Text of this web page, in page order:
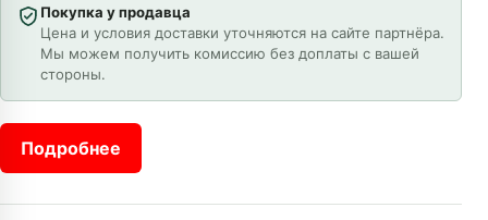
Покупка у продавца
Цена и условия доставки уточняются на сайте партнёра.
Мы можем получить комиссию без доплаты с вашей
стороны.
Подробнее